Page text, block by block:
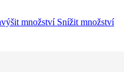
množství Snížit množství